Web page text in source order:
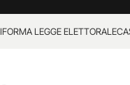
LEGGE ELETTORALE